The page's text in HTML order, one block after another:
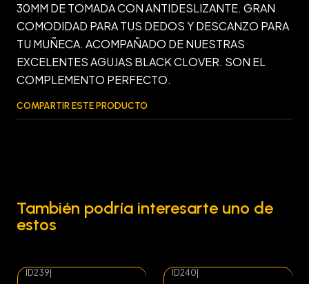
30MM DE TOMADA CON ANTIDESLIZANTE. GRAN
COMODIDAD PARA TUS DEDOS Y DESCANZO PARA
TU MUÑECA. ACOMPAÑADO DE NUESTRAS
EXCELENTES AGUJAS BLACK CLOVER. SON EL
COMPLEMENTO PERFECTO.
COMPARTIR ESTE PRODUCTO
También podría interesarte uno de
estos
ID239 ID240